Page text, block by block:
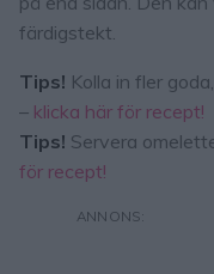
färdigstekt.
Tips! Kolla in fler
– klicka här för recept!
Tips! Servera
för recept!